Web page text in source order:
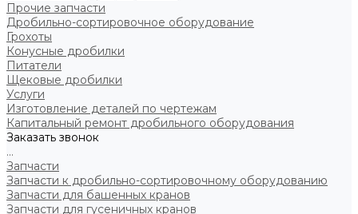
Прочие запчасти
Дробильно-сортировочное оборудование
Грохоты
Конусные дробилки
Питатели
Щековые дробилки
Услуги
Изготовление деталей по чертежам
Капитальный ремонт дробильного оборудования
Заказать звонок
...
Запчасти
Запчасти к дробильно-сортировочному оборудованию
Запчасти для башенных кранов
Запчасти для гусеничных кранов